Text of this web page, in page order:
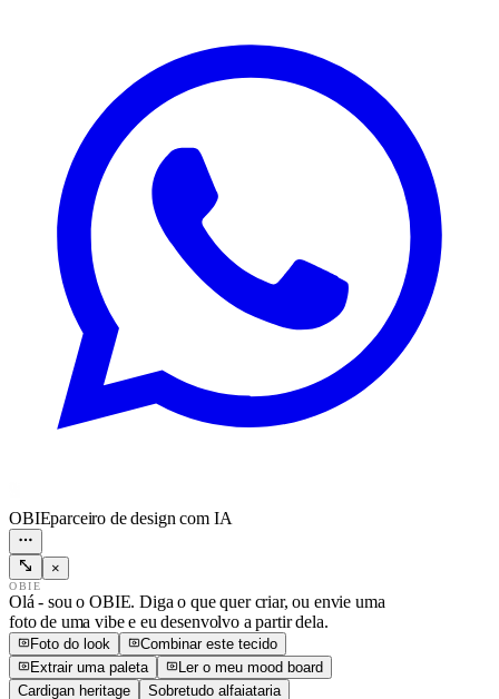
OBIEparceiro de design com IA
×
OBIE
Olá - sou o OBIE. Diga o que quer criar, ou envie uma
foto de uma vibe e eu desenvolvo a partir dela.
Foto do look
Combinar este tecido
Extrair uma paleta
Ler o meu mood board
Cardigan heritage
Sobretudo alfaiataria